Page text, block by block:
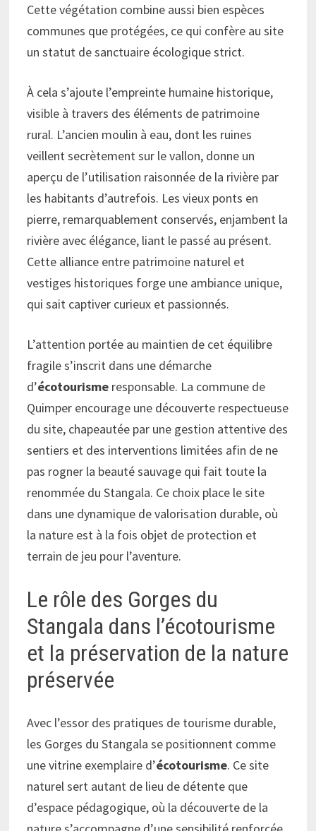
Cette végétation combine aussi bien espèces
communes que protégées, ce qui confère au site
un statut de sanctuaire écologique strict.
À cela s’ajoute l’empreinte humaine historique,
visible à travers des éléments de patrimoine
rural. L’ancien moulin à eau, dont les ruines
veillent secrètement sur le vallon, donne un
aperçu de l’utilisation raisonnée de la rivière par
les habitants d’autrefois. Les vieux ponts en
pierre, remarquablement conservés, enjambent la
rivière avec élégance, liant le passé au présent.
Cette alliance entre patrimoine naturel et
vestiges historiques forge une ambiance unique,
qui sait captiver curieux et passionnés.
L’attention portée au maintien de cet équilibre
fragile s’inscrit dans une démarche
d’écotourisme responsable. La commune de
Quimper encourage une découverte respectueuse
du site, chapeautée par une gestion attentive des
sentiers et des interventions limitées afin de ne
pas rogner la beauté sauvage qui fait toute la
renommée du Stangala. Ce choix place le site
dans une dynamique de valorisation durable, où
la nature est à la fois objet de protection et
terrain de jeu pour l’aventure.
Le rôle des Gorges du
Stangala dans l’écotourisme
et la préservation de la nature
préservée
Avec l’essor des pratiques de tourisme durable,
les Gorges du Stangala se positionnent comme
une vitrine exemplaire d’écotourisme. Ce site
naturel sert autant de lieu de détente que
d’espace pédagogique, où la découverte de la